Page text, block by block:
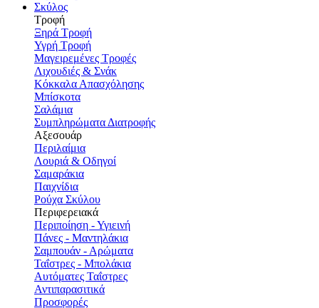
Σκύλος
Τροφή
Ξηρά Τροφή
Υγρή Τροφή
Μαγειρεμένες Τροφές
Λιχουδιές & Σνάκ
Κόκκαλα Απασχόλησης
Μπίσκοτα
Σαλάμια
Συμπληρώματα Διατροφής
Αξεσουάρ
Περιλαίμια
Λουριά & Οδηγοί
Σαμαράκια
Παιχνίδια
Ρούχα Σκύλου
Περιφερειακά
Περιποίηση - Υγιεινή
Πάνες - Μαντηλάκια
Σαμπουάν - Αρώματα
Ταΐστρες - Μπολάκια
Αυτόματες Ταΐστρες
Αντιπαρασιτικά
Προσφορές